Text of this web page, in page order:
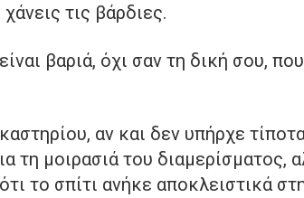
τις βάρδιες.
βαριά, όχι σαν τη δική σου,
αν και δεν υπήρχε
τη μοιρασιά του διαμερίσματος,
το σπίτι ανήκε αποκλειστικά